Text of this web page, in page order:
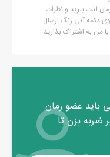
لذت ببرید و نظرات
دکمه آبی رنگ ارسال
من به اشتراک بذارید.
باید عضو رمان
بزن تا